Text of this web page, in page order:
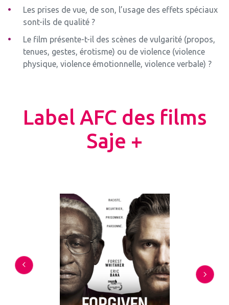
Les prises de vue, de son, l’usage des effets spéciaux
sont-ils de qualité ?
Le film présente-t-il des scènes de vulgarité (propos,
tenues, gestes, érotisme) ou de violence (violence
physique, violence émotionnelle, violence verbale) ?
Label AFC des films
Saje +